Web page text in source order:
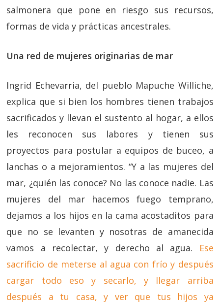
salmonera que pone en riesgo sus recursos,
formas de vida y prácticas ancestrales.
Una red de mujeres originarias de mar
Ingrid Echevarria, del pueblo Mapuche Williche,
explica que si bien los hombres tienen trabajos
sacrificados y llevan el sustento al hogar, a ellos
les reconocen sus labores y tienen sus
proyectos para postular a equipos de buceo, a
lanchas o a mejoramientos. “Y a las mujeres del
mar, ¿quién las conoce? No las conoce nadie. Las
mujeres del mar hacemos fuego temprano,
dejamos a los hijos en la cama acostaditos para
que no se levanten y nosotras de amanecida
vamos a recolectar, y derecho al agua.
Ese
sacrificio de meterse al agua con frío y después
cargar todo eso y secarlo, y llegar arriba
después a tu casa, y ver que tus hijos ya